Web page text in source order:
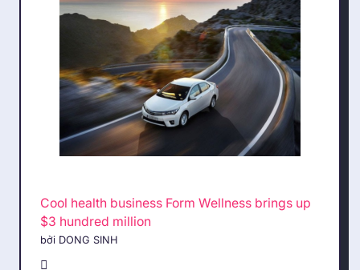
Cool health business Form Wellness brings up
$3 hundred million
bởi DONG SINH